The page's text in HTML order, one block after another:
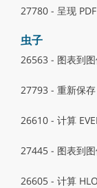
27780 - 呈现
虫子
26563 - 图表到
27793 - 重新保
26610 - 计算
27445 - 图表到
26605 - 计算